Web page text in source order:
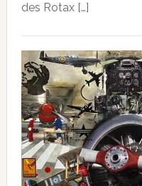
des Rotax […]